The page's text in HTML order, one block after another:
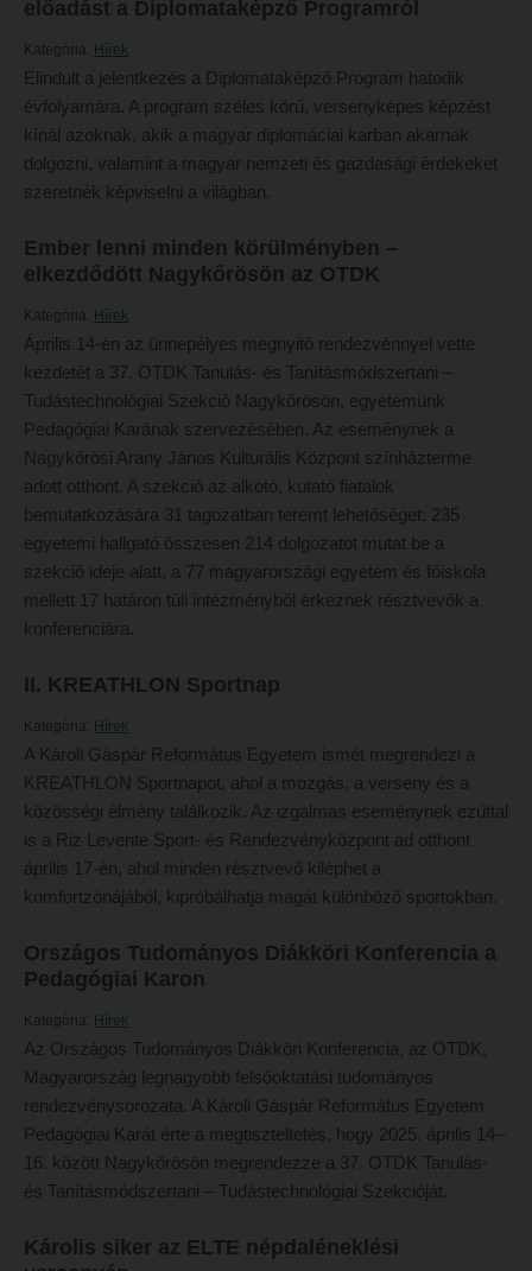
Szabályzatok
Határozatok
Történeti áttekintés
Hasznos linkek
Református Pedagógiai Intézet
OKTATÁS
Képzési helyszínek
Budapesti képzési hely
Marosvásárhelyi képzési hely
Mintatantervek
Gyakorlati képzés
KUTATÁS
Kari kutatócsoportok
Tehetséggondozás
Tudományos diákköri tevékenység
PedKaszt – Bethlen-pályázat
Kari kutatási pályázatok
FELVÉTELIZŐKNEK
Pótfelvételi 2026
PK Felvételi Tájékoztató kiadvány
Intézményi pontok
Hitélet
Hittanoktató- és Kántorképző Intézet
Pedagógusképző Intézet
Gyakorlati és Továbbképzési Intézet
Oktatóink
Szabályzatok
Rektori utasítások
Határozatok
Nemzetközi mobilitás
Történeti áttekintés
Hasznos linkek
OKTATÁS
Képzési helyszínek
Nagykőrösi képzési hely
Budapesti képzési hely
Marosvásárhelyi képzési hely
Kecskeméti képzési hely
Mintatantervek
Gyakorlati képzés
KUTATÁS
Kari kutatócsoportok
Tehetséggondozás
Tudományos diákköri tevékenység
PedKaszt – Bethlen-pályázat
Kari kutatási pályázatok
Kari kiadványok
előadást a Diplomataképző Programról
Kategória: Hírek
Elindult a jelentkezés a Diplomataképző Program hatodik
évfolyamára. A program széles körű, versenyképes képzést
kínál azoknak, akik a magyar diplomáciai karban akarnak
dolgozni, valamint a magyar nemzeti és gazdasági érdekeket
szeretnék képviselni a világban.
Ember lenni minden körülményben –
elkezdődött Nagykőrösön az OTDK
Kategória: Hírek
Április 14-én az ünnepélyes megnyitó rendezvénnyel vette
kezdetét a 37. OTDK Tanulás- és Tanításmódszertani –
Tudástechnológiai Szekció Nagykőrösön, egyetemünk
Pedagógiai Karának szervezésében. Az eseménynek a
Nagykőrösi Arany János Kulturális Központ színházterme
adott otthont. A szekció az alkotó, kutató fiatalok
bemutatkozására 31 tagozatban teremt lehetőséget: 235
egyetemi hallgató összesen 214 dolgozatot mutat be a
szekció ideje alatt, a 77 magyarországi egyetem és főiskola
mellett 17 határon túli intézményből érkeznek résztvevők a
konferenciára.
II. KREATHLON Sportnap
Kategória: Hírek
A Károli Gáspár Református Egyetem ismét megrendezi a
KREATHLON Sportnapot, ahol a mozgás, a verseny és a
közösségi élmény találkozik. Az izgalmas eseménynek ezúttal
is a Riz Levente Sport- és Rendezvényközpont ad otthont
április 17-én, ahol minden résztvevő kiléphet a
komfortzónájából, kipróbálhatja magát különböző sportokban.
Országos Tudományos Diákköri Konferencia a
Pedagógiai Karon
Kategória: Hírek
Az Országos Tudományos Diákköri Konferencia, az OTDK,
Magyarország legnagyobb felsőoktatási tudományos
rendezvénysorozata. A Károli Gáspár Református Egyetem
Pedagógiai Karát érte a megtiszteltetés, hogy 2025. április 14–
16. között Nagykőrösön megrendezze a 37. OTDK Tanulás-
és Tanításmódszertani – Tudástechnológiai Szekcióját.
Károlis siker az ELTE népdaléneklési